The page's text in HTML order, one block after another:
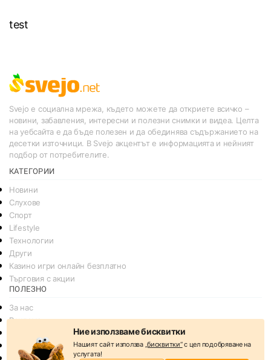
test
Svejo е социална мрежа, където можете да откриете всичко –
новини, забавления, интересни и полезни снимки и видеа. Целта
на уебсайта е да бъде полезен и да обединява съдържанието на
десетки източници. В Svejo акцентът е информацията и нейният
подбор от потребителите.
КАТЕГОРИИ
Новини
Слухове
Спорт
Lifestyle
Технологии
Други
Казино игри онлайн безплатно
Търговия с акции
ПОЛЕЗНО
За нас
Реклама
Условия за споделяне
Ние използваме бисквитки
Нашият сайт използва „бисквитки“с цел подобряване на
услугата!